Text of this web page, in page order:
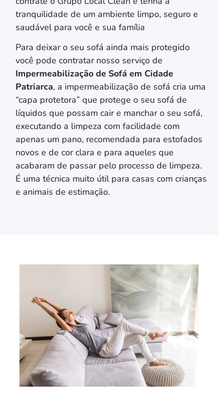
tranquilidade de um ambiente limpo, seguro e
saudável para você e sua família
Para deixar o seu sofá ainda mais protegido
você pode contratar nosso serviço de
Impermeabilização de Sofá em Cidade
Patriarca, a impermeabilização de sofá cria uma
“capa protetora” que protege o seu sofá de
líquidos que possam cair e manchar o seu sofá,
executando a limpeza com facilidade com
apenas um pano, recomendada para estofados
novos e de cor clara e para aqueles que
acabaram de passar pelo processo de limpeza.
É uma técnica muito útil para casas com crianças
e animais de estimação.